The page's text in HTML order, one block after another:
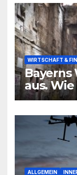
WIRTSCHAFT &
aus.
können
noch
ALLGEMEIN